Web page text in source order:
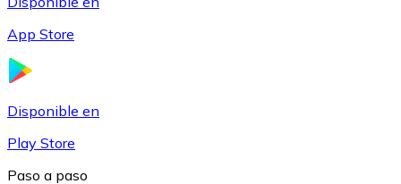
App Store
Disponible en
Play Store
Paso a paso